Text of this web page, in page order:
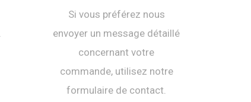
Si vous préférez nous
envoyer un message détaillé
concernant votre
commande, utilisez notre
formulaire de contact.